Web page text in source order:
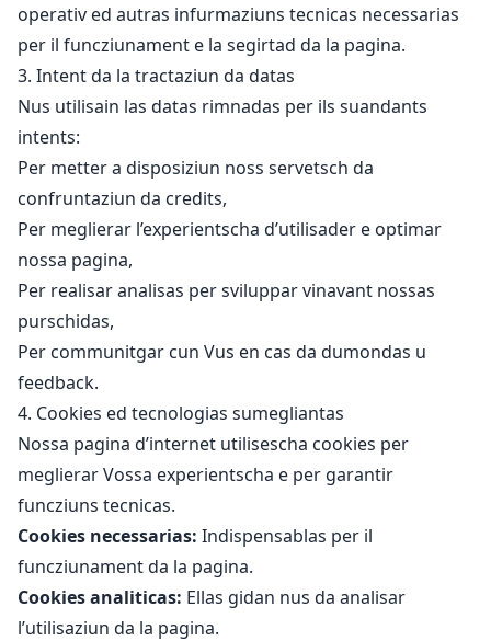
operativ ed autras infurmaziuns tecnicas necessarias
per il funcziunament e la segirtad da la pagina.
3. Intent da la tractaziun da datas
Nus utilisain las datas rimnadas per ils suandants
intents:
Per metter a disposiziun noss servetsch da
confruntaziun da credits,
Per meglierar l’experientscha d’utilisader e optimar
nossa pagina,
Per realisar analisas per sviluppar vinavant nossas
purschidas,
Per communitgar cun Vus en cas da dumondas u
feedback.
4. Cookies ed tecnologias sumegliantas
Nossa pagina d’internet utilisescha cookies per
meglierar Vossa experientscha e per garantir
funcziuns tecnicas.
Cookies necessarias: Indispensablas per il
funcziunament da la pagina.
Cookies analiticas: Ellas gidan nus da analisar
l’utilisaziun da la pagina.